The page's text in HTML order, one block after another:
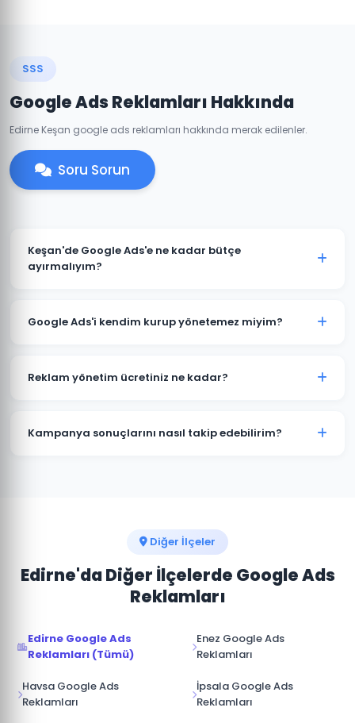
SSS
Google Ads Reklamları Hakkında
Edirne Keşan google ads reklamları hakkında merak edilenler.
Soru Sorun
Keşan'de Google Ads'e ne kadar bütçe
ayırmalıyım?
ile başlanabilir. Ancak anlamlı sonuçlar için 3.000-
Google Ads'i kendim kurup yönetemez miyim?
kampanyalar bütçenizi hızla tüketir. Keşan'deki
artırmaktadır.
Reklam yönetim ücretiniz ne kadar?
%15-20'si arasında değişmektedir. Keşan için
Kampanya sonuçlarını nasıl takip edebilirim?
Diğer İlçeler
Edirne'da Diğer İlçelerde Google Ads
Reklamları
Edirne Google Ads
Reklamları (Tümü)
Enez Google Ads
Reklamları
Havsa Google Ads
Reklamları
İpsala Google Ads
Reklamları